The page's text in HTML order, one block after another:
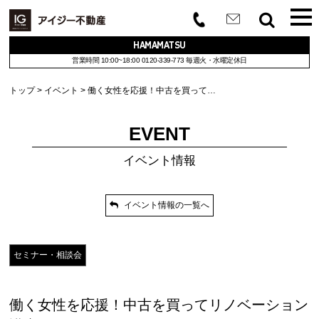
HAMAMATSU
営業時間 10:00~18:00 0120-339-773 毎週火・水曜定休日
トップ イベント 働く女性を応援！中古を買って…
EVENT
イベント情報
イベント情報の一覧へ
セミナー・相談会
働く女性を応援！中古を買ってリノベーション